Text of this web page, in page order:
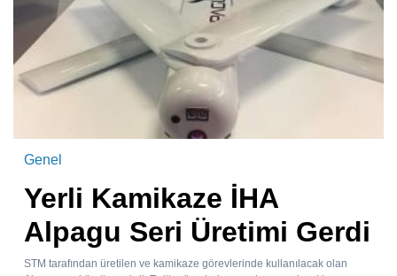
Genel
Yerli Kamikaze İHA
Alpagu Seri Üretimi Gerdi
STM tarafından üretilen ve kamikaze görevlerinde kullanılacak olan